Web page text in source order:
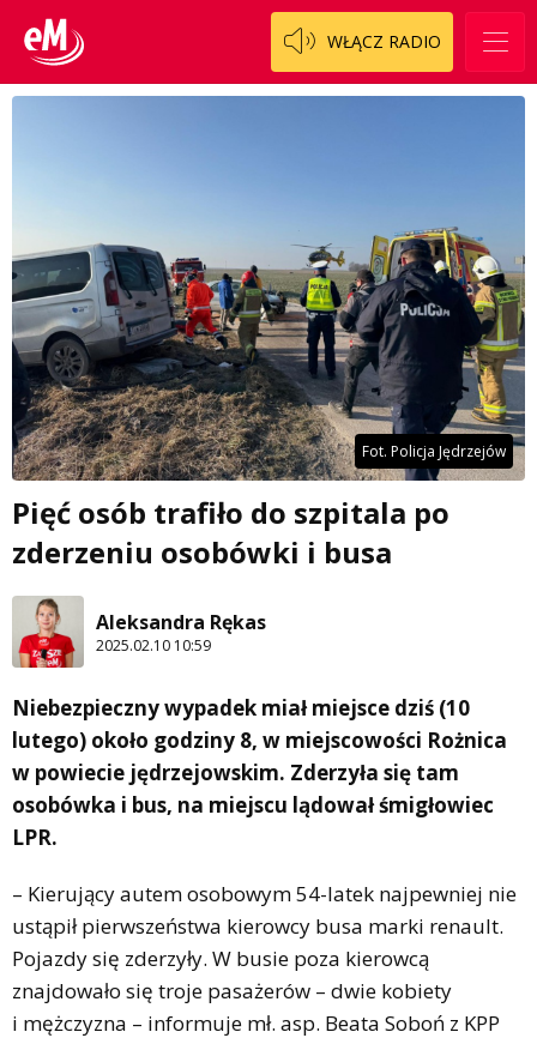
WŁĄCZ RADIO
Fot. Policja Jędrzejów
Pięć osób trafiło do szpitala po
zderzeniu osobówki i busa
Aleksandra Rękas
2025.02.10 10:59
Niebezpieczny wypadek miał miejsce dziś (10
lutego) około godziny 8, w miejscowości Rożnica
w powiecie jędrzejowskim. Zderzyła się tam
osobówka i bus, na miejscu lądował śmigłowiec
LPR.
– Kierujący autem osobowym 54-latek najpewniej nie
ustąpił pierwszeństwa kierowcy busa marki renault.
Pojazdy się zderzyły. W busie poza kierowcą
znajdowało się troje pasażerów – dwie kobiety
i mężczyzna – informuje mł. asp. Beata Soboń z KPP